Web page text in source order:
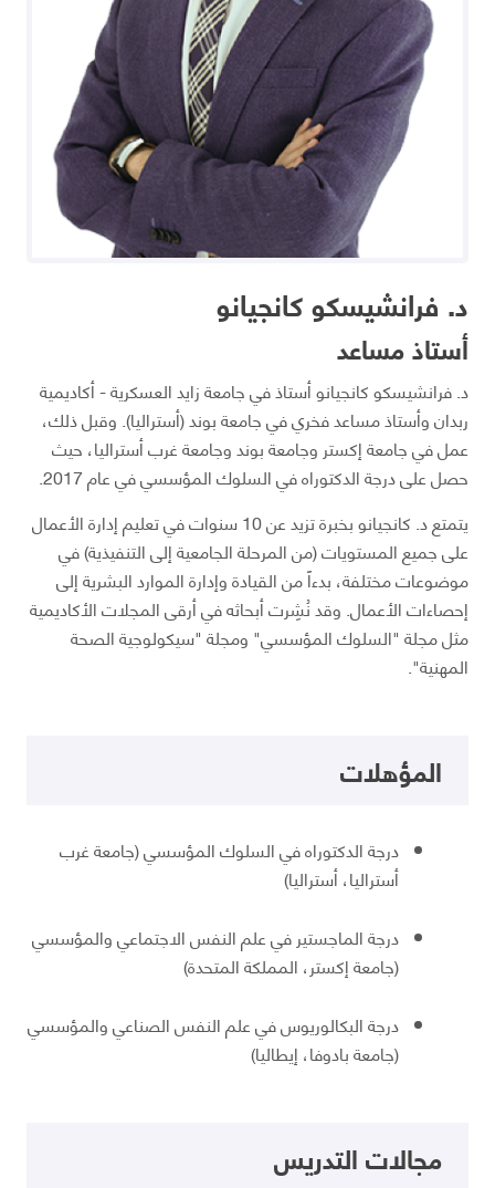
د. فرانشيسكو كانجيانو
أستاذ مساعد
د. فرانشيسكو كانجيانو أستاذ في جامعة زايد العسكرية - أكاديمية
ربدان وأستاذ مساعد فخري في جامعة بوند (أستراليا). وقبل ذلك،
عمل في جامعة إكستر وجامعة بوند وجامعة غرب أستراليا، حيث
حصل على درجة الدكتوراه في السلوك المؤسسي في عام 2017.
يتمتع د. كانجيانو بخبرة تزيد عن 10 سنوات في تعليم إدارة الأعمال
على جميع المستويات (من المرحلة الجامعية إلى التنفيذية) في
موضوعات مختلفة، بدءاً من القيادة وإدارة الموارد البشرية إلى
إحصاءات الأعمال. وقد نُشِرت أبحاثه في أرقى المجلات الأكاديمية
مثل مجلة "السلوك المؤسسي" ومجلة "سيكولوجية الصحة
المهنية".
المؤهلات
درجة الدكتوراه في السلوك المؤسسي (جامعة غرب
أستراليا، أستراليا)
درجة الماجستير في علم النفس الاجتماعي والمؤسسي
(جامعة إكستر، المملكة المتحدة)
درجة البكالوريوس في علم النفس الصناعي والمؤسسي
(جامعة بادوفا، إيطاليا)
مجالات التدريس